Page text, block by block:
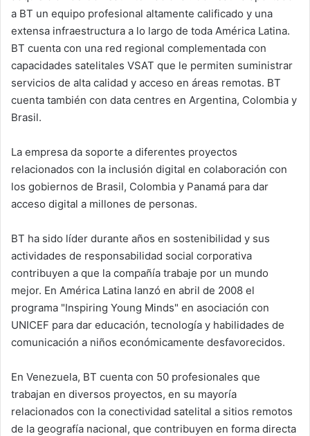
a BT un equipo profesional altamente calificado y una
extensa infraestructura a lo largo de toda América Latina.
BT cuenta con una red regional complementada con
capacidades satelitales VSAT que le permiten suministrar
servicios de alta calidad y acceso en áreas remotas. BT
cuenta también con data centres en Argentina, Colombia y
Brasil.
La empresa da soporte a diferentes proyectos
relacionados con la inclusión digital en colaboración con
los gobiernos de Brasil, Colombia y Panamá para dar
acceso digital a millones de personas.
BT ha sido líder durante años en sostenibilidad y sus
actividades de responsabilidad social corporativa
contribuyen a que la compañía trabaje por un mundo
mejor. En América Latina lanzó en abril de 2008 el
programa "Inspiring Young Minds" en asociación con
UNICEF para dar educación, tecnología y habilidades de
comunicación a niños económicamente desfavorecidos.
En Venezuela, BT cuenta con 50 profesionales que
trabajan en diversos proyectos, en su mayoría
relacionados con la conectividad satelital a sitios remotos
de la geografía nacional, que contribuyen en forma directa